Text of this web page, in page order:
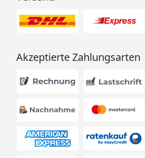
Akzeptierte Zahlungsarten